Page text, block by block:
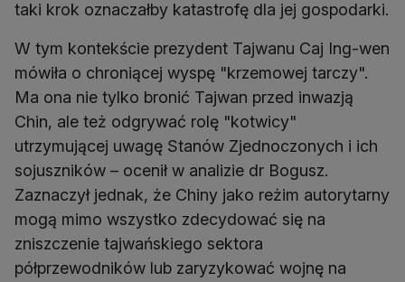
taki krok oznaczałby katastrofę dla jej gospodarki.
W tym kontekście prezydent Tajwanu Caj Ing-wen
mówiła o chroniącej wyspę "krzemowej tarczy".
Ma ona nie tylko bronić Tajwan przed inwazją
Chin, ale też odgrywać rolę "kotwicy"
utrzymującej uwagę Stanów Zjednoczonych i ich
sojuszników – ocenił w analizie dr Bogusz.
Zaznaczył jednak, że Chiny jako reżim autorytarny
mogą mimo wszystko zdecydować się na
zniszczenie tajwańskiego sektora
półprzewodników lub zaryzykować wojnę na